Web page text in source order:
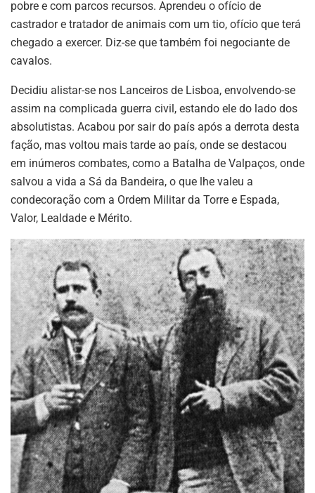
pobre e com parcos recursos. Aprendeu o ofício de
castrador e tratador de animais com um tio, ofício que terá
chegado a exercer. Diz-se que também foi negociante de
cavalos.
Decidiu alistar-se nos Lanceiros de Lisboa, envolvendo-se
assim na complicada guerra civil, estando ele do lado dos
absolutistas. Acabou por sair do país após a derrota desta
fação, mas voltou mais tarde ao país, onde se destacou
em inúmeros combates, como a Batalha de Valpaços, onde
salvou a vida a Sá da Bandeira, o que lhe valeu a
condecoração com a Ordem Militar da Torre e Espada,
Valor, Lealdade e Mérito.